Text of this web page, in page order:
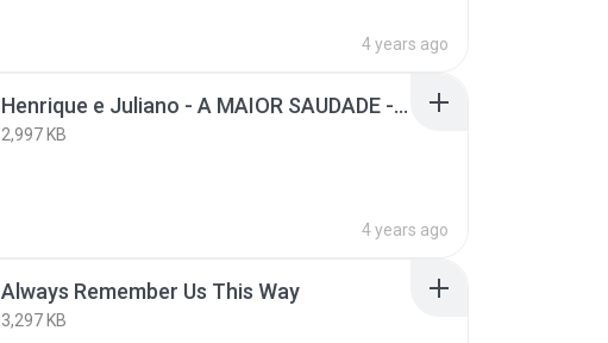
4 years ago
Henrique e Juliano - A MAIOR SAUDADE - DVD Manifesto Musical
2,997 KB
4 years ago
Always Remember Us This Way
3,297 KB